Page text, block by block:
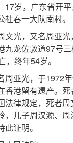
岁，广东省开平
春一大队南村。
光，又名周亚光
九龙佐敦道97号
，终年54岁。
亚光，于1972年
香港留有遗产。
法律规定，死者
，儿子周汉源、
证明。